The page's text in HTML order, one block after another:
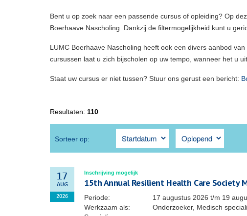
Bent u op zoek naar een passende cursus of opleiding? Op
Boerhaave Nascholing. Dankzij de filtermogelijkheid kunt u
LUMC Boerhaave Nascholing heeft ook een divers aanbod
cursussen laat u zich bijscholen op uw tempo, wanneer het u
Staat uw cursus er niet tussen? Stuur ons gerust een bericht:
Resultaten: 110
Sorteer op:
17
AUG
2026
Inschrijving mogelijk
15th Annual Resilient Health Care Society
Periode: 17 augustus 2026 t/m 19
Werkzaam als:
Onderzoeker, Medisch